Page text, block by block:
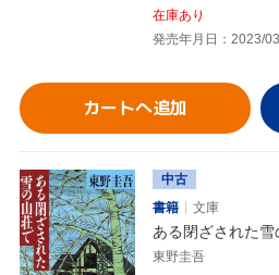
在庫あり
発売年月日：2023/
カートへ追加
中古
書籍
文庫
ある閉ざされた
東野圭吾